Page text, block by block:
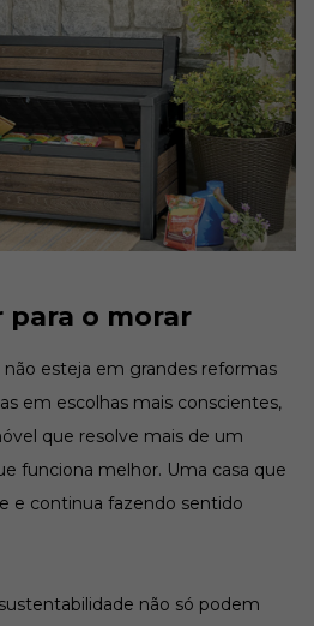
para o morar
esteja em grandes reformas
em escolhas mais conscientes,
que resolve mais de um
funciona melhor. Uma casa que
e continua fazendo sentido
não só podem